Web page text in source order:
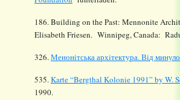
186. Building on the Past: Mennonite
Elisabeth Friesen. Winnipeg, Canada:
326.Менонiтська архiтектура. Вiд
535.Karte “Bergthal Kolonie 1991” by W.
1990.